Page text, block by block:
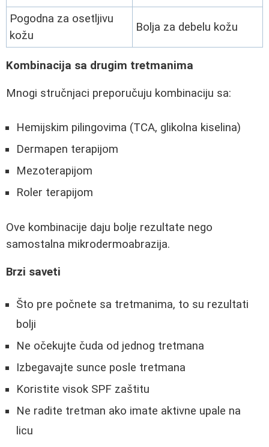
Pogodna za osetljivu
kožu
Bolja za debelu kožu
Kombinacija sa drugim tretmanima
Mnogi stručnjaci preporučuju kombinaciju sa:
Hemijskim pilingovima (TCA, glikolna kiselina)
Dermapen terapijom
Mezoterapijom
Roler terapijom
Ove kombinacije daju bolje rezultate nego
samostalna mikrodermoabrazija.
Brzi saveti
Što pre počnete sa tretmanima, to su rezultati
bolji
Ne očekujte čuda od jednog tretmana
Izbegavajte sunce posle tretmana
Koristite visok SPF zaštitu
Ne radite tretman ako imate aktivne upale na
licu